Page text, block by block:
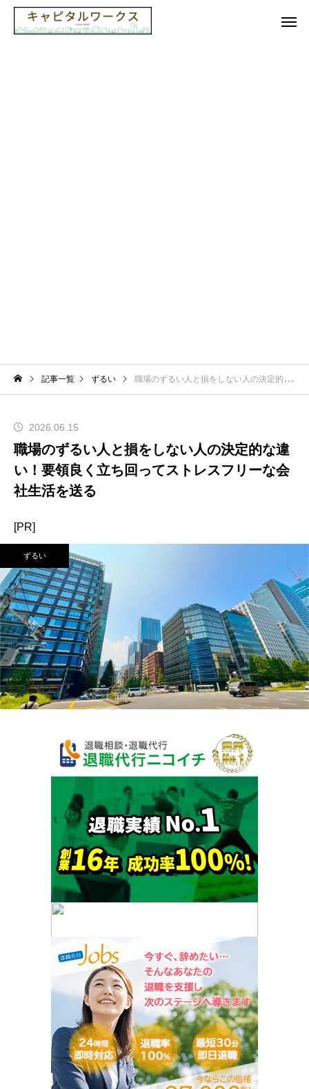
記事一覧 ずるい 職場のずるい人と損をしない人の決定的な違い！要領良く立ち回ってストレスフリーな会社生活を送る
2026.06.15
職場のずるい人と損をしない人の決定的な違
い！要領良く立ち回ってストレスフリーな会
社生活を送る
[PR]
ずるい